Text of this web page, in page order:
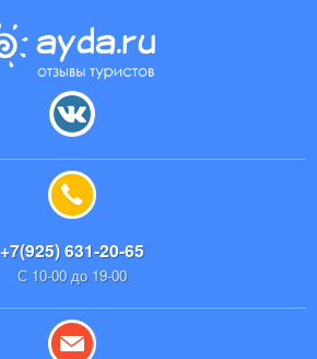
+7(925) 631-20-65
С 10-00 до 19-00